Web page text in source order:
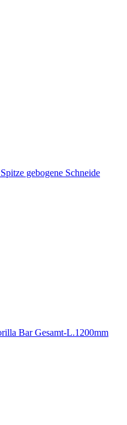
gebogene Schneide
Bar Gesamt-L.1200mm